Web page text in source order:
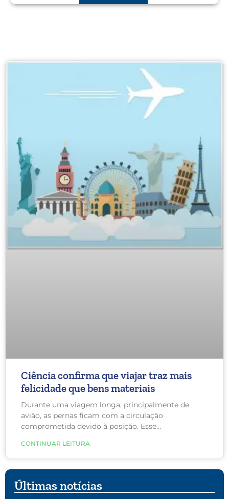
Ciência confirma que viajar traz mais
felicidade que bens materiais
Durante uma viagem longa, principalmente de
avião, as pernas ficam com a circulação
comprometida devido à posição. Esse
inchaço nas pernas, petéquias (manchas vermelhas)
e, em casos mais graves, trombose.
CONTINUAR LEITURA
Últimas notícias